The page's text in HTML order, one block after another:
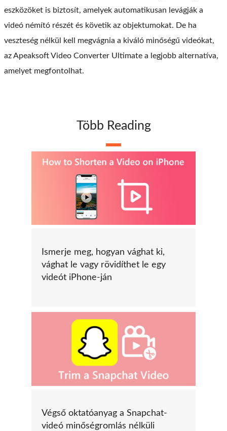
eszközöket is biztosít, amelyek automatikusan levágják a
videó némító részét és követik az objektumokat. De ha
veszteség nélkül kell megvágnia a kiváló minőségű videókat,
az Apeaksoft Video Converter Ultimate a legjobb alternatíva,
amelyet megfontolhat.
Több Reading
Ismerje meg, hogyan vághat ki,
vághat le vagy rövidíthet le egy
videót iPhone-ján
Végső oktatóanyag a Snapchat-
videó minőségromlás nélküli